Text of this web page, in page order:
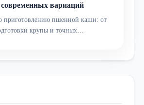
современных вариаций
приготовлению пшенной каши: от
крупы и точных…